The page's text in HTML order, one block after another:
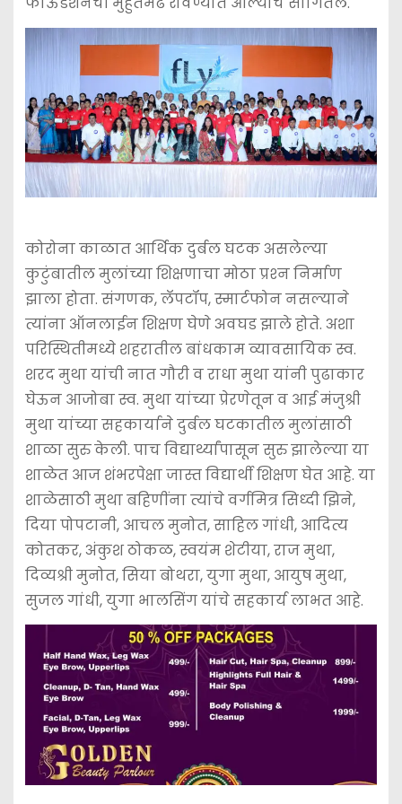
कोरोना काळात आर्थिक दुर्बल घटक असलेल्या
कुटुंबातील मुलांच्या शिक्षणाचा मोठा प्रश्‍न निर्माण
झाला होता. संगणक, लॅपटॉप, स्मार्टफोन नसल्याने
त्यांना ऑनलाईन शिक्षण घेणे अवघड झाले होते. अशा
परिस्थितीमध्ये शहरातील बांधकाम व्यावसायिक स्व.
शरद मुथा यांची नात गौरी व राधा मुथा यांनी पुढाकार
घेऊन आजोबा स्व. मुथा यांच्या प्रेरणेतून व आई मंजुश्री
मुथा यांच्या सहकार्याने दुर्बल घटकातील मुलांसाठी
शाळा सुरु केली. पाच विद्यार्थ्यांपासून सुरु झालेल्या या
शाळेत आज शंभरपेक्षा जास्त विद्यार्थी शिक्षण घेत आहे. या
शाळेसाठी मुथा बहिणींना त्यांचे वर्गमित्र सिध्दी झिने,
दिया पोपटानी, आचल मुनोत, साहिल गांधी, आदित्य
कोतकर, अंकुश ठोकळ, स्वयंम शेटीया, राज मुथा,
दिव्यश्री मुनोत, सिया बोथरा, युगा मुथा, आयुष मुथा,
सुजल गांधी, युगा भालसिंग यांचे सहकार्य लाभत आहे.